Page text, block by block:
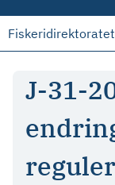
Fiskeridirektoratet
J-31-